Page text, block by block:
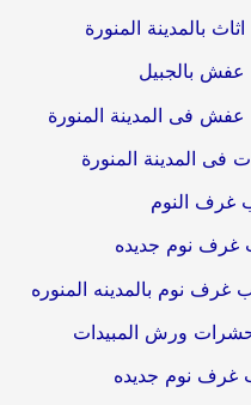
بالمدينة المنورة
بالجبيل
فى المدينة المنورة
فى المدينة المنورة
غرف النوم
غرف نوم جديده
غرف نوم بالمدينه المنوره
ورش المبيدات
غرف نوم جديده